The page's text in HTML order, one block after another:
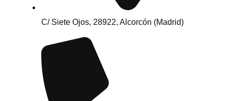
C/ Siete Ojos, 28922, Alcorcón (Madrid)